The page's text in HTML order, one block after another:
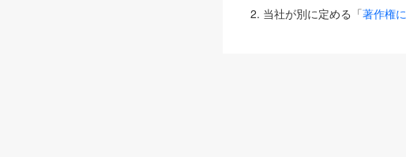
2. 当社が別に定める「著作権
は、本規約の規定が優先して